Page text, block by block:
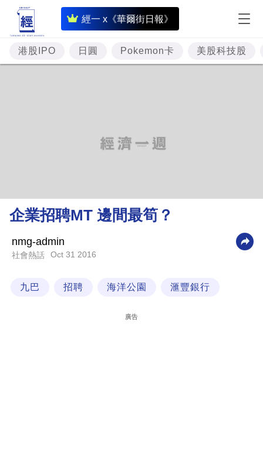
經一 x《華爾街日報》
即
時
財
經
理
財
業
技
港股IPO 日圓 Pokemon卡 美股科技股
企業招聘MT 邊間最筍？
nmg-admin
社會熱話 Oct 31 2016
九巴 招聘 海洋公園 滙豐銀行
廣告